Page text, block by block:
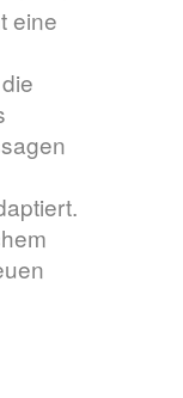
eine